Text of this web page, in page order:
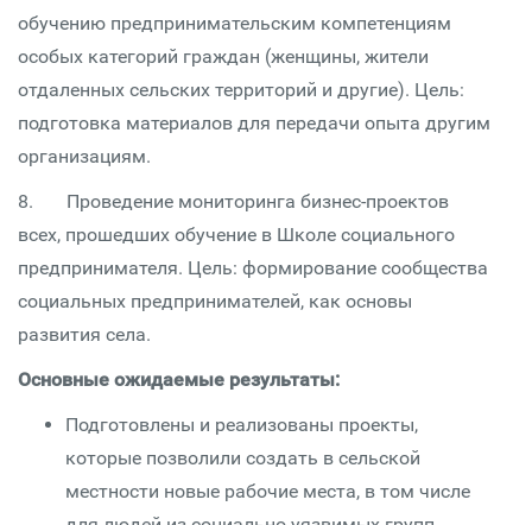
обучению предпринимательским компетенциям
особых категорий граждан (женщины, жители
отдаленных сельских территорий и другие). Цель:
подготовка материалов для передачи опыта другим
организациям.
8. Проведение мониторинга бизнес-проектов
всех, прошедших обучение в Школе социального
предпринимателя. Цель: формирование сообщества
социальных предпринимателей, как основы
развития села.
Основные ожидаемые результаты:
Подготовлены и реализованы проекты,
которые позволили создать в сельской
местности новые рабочие места, в том числе